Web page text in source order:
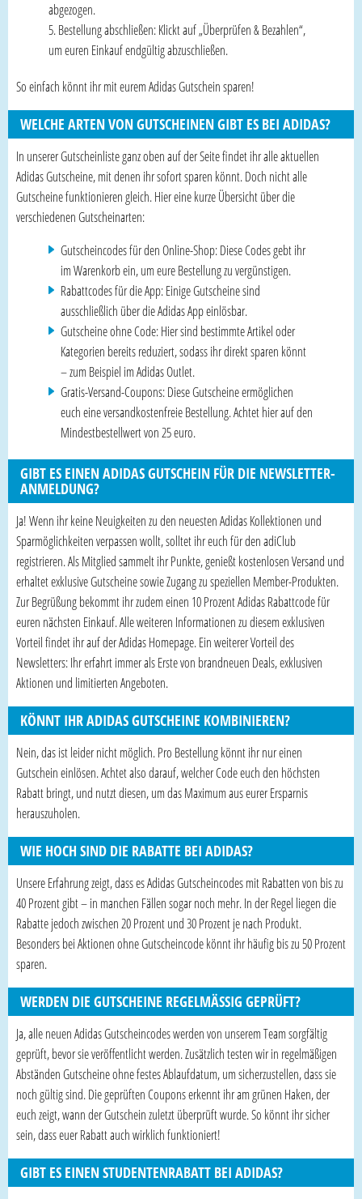
abgezogen.
Bestellung abschließen: Klickt auf „Überprüfen & Bezahlen“,
um euren Einkauf endgültig abzuschließen.
So einfach könnt ihr mit eurem Adidas Gutschein sparen!
WELCHE ARTEN VON GUTSCHEINEN GIBT ES BEI ADIDAS?
In unserer Gutscheinliste ganz oben auf der Seite findet ihr alle aktuellen
Adidas Gutscheine, mit denen ihr sofort sparen könnt. Doch nicht alle
Gutscheine funktionieren gleich. Hier eine kurze Übersicht über die
verschiedenen Gutscheinarten:
Gutscheincodes für den Online-Shop: Diese Codes gebt ihr
im Warenkorb ein, um eure Bestellung zu vergünstigen.
Rabattcodes für die App: Einige Gutscheine sind
ausschließlich über die Adidas App einlösbar.
Gutscheine ohne Code: Hier sind bestimmte Artikel oder
Kategorien bereits reduziert, sodass ihr direkt sparen könnt
– zum Beispiel im Adidas Outlet.
Gratis-Versand-Coupons: Diese Gutscheine ermöglichen
euch eine versandkostenfreie Bestellung. Achtet hier auf den
Mindestbestellwert von 25 euro.
GIBT ES EINEN ADIDAS GUTSCHEIN FÜR DIE NEWSLETTER-
ANMELDUNG?
Ja! Wenn ihr keine Neuigkeiten zu den neuesten Adidas Kollektionen und
Sparmöglichkeiten verpassen wollt, solltet ihr euch für den adiClub
registrieren. Als Mitglied sammelt ihr Punkte, genießt kostenlosen Versand und
erhaltet exklusive Gutscheine sowie Zugang zu speziellen Member-Produkten.
Zur Begrüßung bekommt ihr zudem einen 10 Prozent Adidas Rabattcode für
euren nächsten Einkauf. Alle weiteren Informationen zu diesem exklusiven
Vorteil findet ihr auf der Adidas Homepage. Ein weiterer Vorteil des
Newsletters: Ihr erfahrt immer als Erste von brandneuen Deals, exklusiven
Aktionen und limitierten Angeboten.
KÖNNT IHR ADIDAS GUTSCHEINE KOMBINIEREN?
Nein, das ist leider nicht möglich. Pro Bestellung könnt ihr nur einen
Gutschein einlösen. Achtet also darauf, welcher Code euch den höchsten
Rabatt bringt, und nutzt diesen, um das Maximum aus eurer Ersparnis
herauszuholen.
WIE HOCH SIND DIE RABATTE BEI ADIDAS?
Unsere Erfahrung zeigt, dass es Adidas Gutscheincodes mit Rabatten von bis zu
40 Prozent gibt – in manchen Fällen sogar noch mehr. In der Regel liegen die
Rabatte jedoch zwischen 20 Prozent und 30 Prozent je nach Produkt.
Besonders bei Aktionen ohne Gutscheincode könnt ihr häufig bis zu 50 Prozent
sparen.
WERDEN DIE GUTSCHEINE REGELMÄSSIG GEPRÜFT?
Ja, alle neuen Adidas Gutscheincodes werden von unserem Team sorgfältig
geprüft, bevor sie veröffentlicht werden. Zusätzlich testen wir in regelmäßigen
Abständen Gutscheine ohne festes Ablaufdatum, um sicherzustellen, dass sie
noch gültig sind. Die geprüften Coupons erkennt ihr am grünen Haken, der
euch zeigt, wann der Gutschein zuletzt überprüft wurde. So könnt ihr sicher
sein, dass euer Rabatt auch wirklich funktioniert!
GIBT ES EINEN STUDENTENRABATT BEI ADIDAS?